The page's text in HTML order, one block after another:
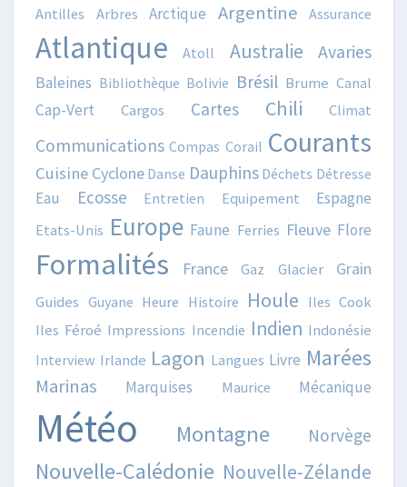
Antilles
Arbres Arctique Argentine Assurance
Atlantique Atoll Australie Avaries
Baleines Bibliothèque Bolivie Brésil Brume Canal
Cap-Vert Cargos Cartes Chili Climat
Communications Compas Corail Courants
Cuisine Cyclone Danse Dauphins Déchets Détresse
Eau Ecosse Entretien Equipement Espagne
Etats-Unis Europe Faune Ferries Fleuve Flore
Formalités France Gaz Glacier Grain
Guides Guyane Heure Histoire Houle Iles Cook
Iles Féroé Impressions Incendie Indien Indonésie
Interview Irlande Lagon Langues Livre Marées
Marinas Marquises Maurice Mécanique
Météo Montagne Norvège
Nouvelle-Calédonie Nouvelle-Zélande